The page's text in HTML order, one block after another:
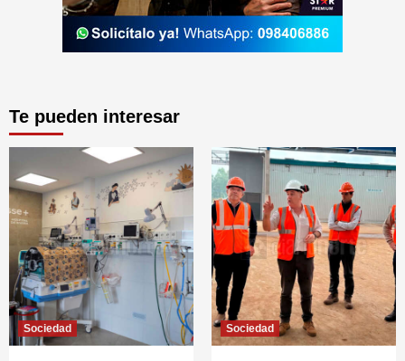
Te pueden interesar
Sociedad Sociedad